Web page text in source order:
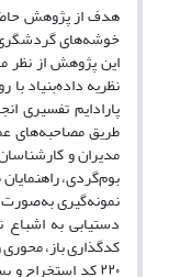
هدف از پژوهش
خوشه‌های
این پژوهش از نظر
نظریه داده‌بنیاد
پارادایم تفسیری
مدیران و
بوم‌گردی،
نمونه‌گیری به‌صورت
دستیابی به
کدگذاری باز،